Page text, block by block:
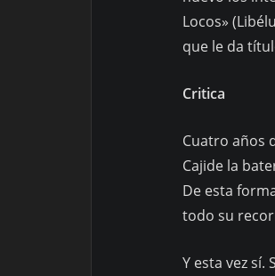
Locos»
que le da
Critica
Cuatro años
Cajide la
De esta
todo su
Y esta vez